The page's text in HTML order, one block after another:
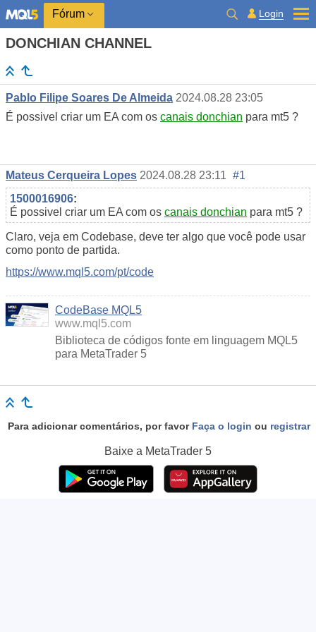
Fórum Login
DONCHIAN CHANNEL
Pablo Filipe Soares De Almeida 2024.08.28 23:05
É possivel criar um EA com os canais donchian para mt5 ?
Mateus Cerqueira Lopes 2024.08.28 23:11 #1
1500016906:
É possivel criar um EA com os canais donchian para mt5 ?
Claro, veja em Codebase, deve ter algo que você pode usar
como ponto de partida.
https://www.mql5.com/pt/code
CodeBase MQL5
www.mql5.com
Biblioteca de códigos fonte em linguagem MQL5
para MetaTrader 5
Para adicionar comentários, por favor Faça o login ou registrar
Baixe a MetaTrader 5